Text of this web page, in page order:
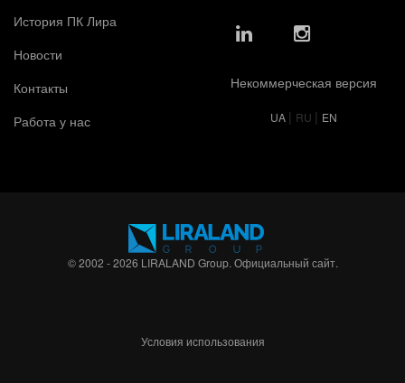
История ПК Лира
Новости
Контакты
Работа у нас
Некоммерческая версия
UA | RU | EN
© 2002 - 2026 LIRALAND Group. Официальный сайт.
Условия использования